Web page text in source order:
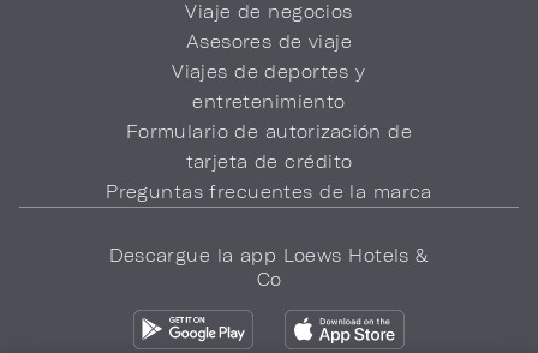
Viaje de negocios
Asesores de viaje
Viajes de deportes y
entretenimiento
Formulario de autorización de
tarjeta de crédito
Preguntas frecuentes de la marca
Descargue la app Loews Hotels &
Co